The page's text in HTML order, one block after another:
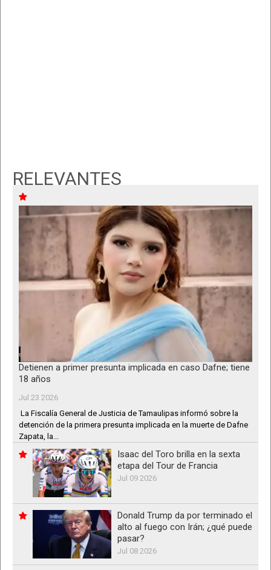
RELEVANTES
Detienen a primer presunta implicada en caso Dafne; tiene
18 años
Jul 23 2026
La Fiscalía General de Justicia de Tamaulipas informó sobre la
detención de la primera presunta implicada en la muerte de Dafne
Zapata, la...
Isaac del Toro brilla en la sexta
etapa del Tour de Francia
Jul 09 2026
Donald Trump da por terminado el
alto al fuego con Irán; ¿qué puede
pasar?
Jul 08 2026